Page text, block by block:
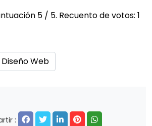
5 / 5. Recuento de votos: 1
Diseño Web
: